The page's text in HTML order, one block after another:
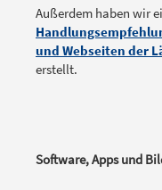
Außerdem haben wir
und Webseiten der
erstellt.
Software, Apps und